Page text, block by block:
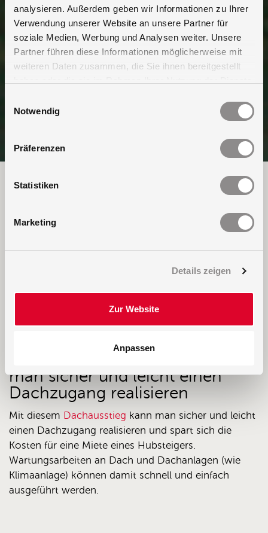
analysieren. Außerdem geben wir Informationen zu Ihrer
Verwendung unserer Website an unsere Partner für
soziale Medien, Werbung und Analysen weiter. Unsere
Partner führen diese Informationen möglicherweise mit
weiteren Daten zusammen, die Sie ihnen bereitgestellt
Notwendig
Präferenzen
Statistiken
Marketing
Details zeigen
Zur Website
Anpassen
Staka Flachdachausstieg
Hercuton B.V. hat auf einem Sammelgebäude einen
Hercuton nahm Mitte 2012 die Montage eines
Dachausstieg
man sicher und leicht einen
Dachzugang realisieren
Mit diesem Dachausstieg kann man sicher und leicht
einen Dachzugang realisieren und spart sich die
Kosten für eine Miete eines Hubsteigers.
Wartungsarbeiten an Dach und Dachanlagen (wie
Klimaanlage) können damit schnell und einfach
ausgeführt werden.